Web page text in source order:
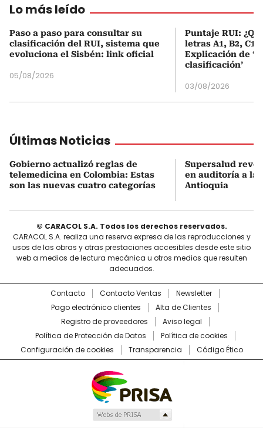
Lo más leído
Paso a paso para consultar su
clasificación del RUI, sistema que
evoluciona el Sisbén: link oficial
05/08/2026
Puntaje RUI:
letras A1, B2, C1
Explicación de
clasificación’
03/08/2026
Últimas Noticias
Gobierno actualizó reglas de
telemedicina en Colombia: Estas
son las nuevas cuatro categorías
Supersalud
en auditoría a la
Antioquia
© CARACOL S.A. Todos los derechos reservados.
CARACOL S.A. realiza una reserva expresa de las reproducciones y
usos de las obras y otras prestaciones accesibles desde este sitio
web a medios de lectura mecánica u otros medios que resulten
adecuados.
Contacto Contacto Ventas
Newsletter
Pago electrónico clientes
Alta de Clientes
Registro de proveedores
Aviso legal
Política de Protección de Datos
Política de cookies
Configuración de cookies
Transparencia Código Ético